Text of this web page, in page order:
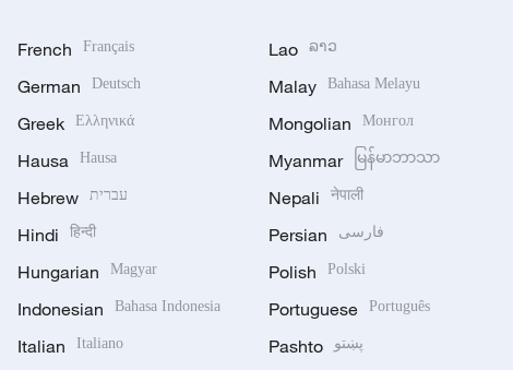
French Français
German Deutsch
Greek Ελληνικά
Hausa Hausa
Hebrew עברית
Hindi हिन्दी
Hungarian Magyar
Indonesian Bahasa Indonesia
Italian Italiano
Lao ລາວ
Malay Bahasa Melayu
Mongolian Монгол
Myanmar မြန်မာဘာသာ
Nepali नेपाली
Persian فارسی
Polish Polski
Portuguese Português
Pashto پښتو